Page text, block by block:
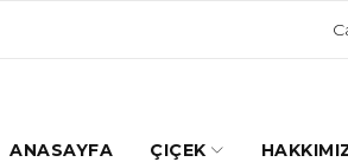
ANASAYFA ÇIÇEK